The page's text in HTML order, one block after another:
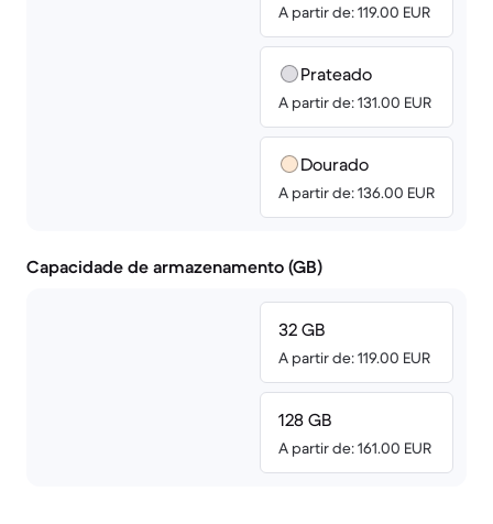
A partir de: 119.00 EUR
Prateado
A partir de: 131.00 EUR
Dourado
A partir de: 136.00 EUR
Capacidade de armazenamento (GB)
32 GB
A partir de: 119.00 EUR
128 GB
A partir de: 161.00 EUR